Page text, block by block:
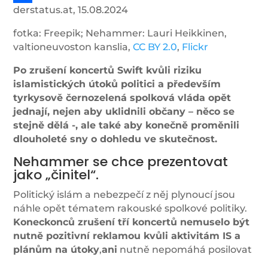
Link
Share
derstatus.at, 15.08.2024
fotka: Freepik; Nehammer: Lauri Heikkinen,
valtioneuvoston kanslia,CC BY 2.0, Flickr
Po zrušení koncertů Swift kvůli riziku
islamistických útoků politici a především
tyrkysově černozelená spolková vláda opět
jednají, nejen aby uklidnili občany – něco se
stejně dělá -, ale také aby konečně proměnili
dlouholeté sny o dohledu ve skutečnost.
Nehammer se chce prezentovat
jako „činitel“.
Politický islám a nebezpečí z něj plynoucí jsou
náhle opět tématem rakouské spolkové politiky.
Koneckonců zrušení tří koncertů nemuselo být
nutně pozitivní reklamou kvůli aktivitám IS a
plánům na útoky,ani nutně nepomáhá posilovat